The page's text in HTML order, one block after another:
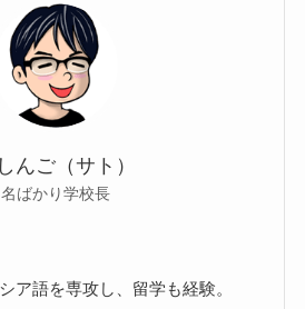
んご（サト）
名ばかり学校長
ア語を専攻し、留学も経験。